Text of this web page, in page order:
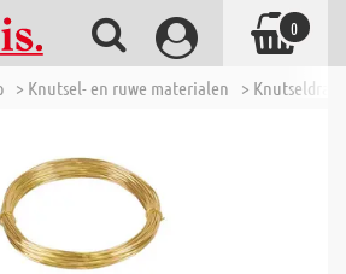
> Knutsel- en ruwe materialen >
0